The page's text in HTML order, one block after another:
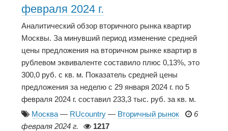
февраля 2024 г.
Аналитический обзор вторичного рынка квартир
Москвы. За минувший период изменение средней
цены предложения на вторичном рынке квартир в
рублевом эквиваленте составило плюс 0,13%, это
300,0 руб. с кв. м. Показатель средней цены
предложения за неделю с 29 января 2024 г. по 5
февраля 2024 г. составил 233,3 тыс. руб. за кв. м.
Москва — RUcountry — Вторичный рынок
6
февраля 2024 г.
1217